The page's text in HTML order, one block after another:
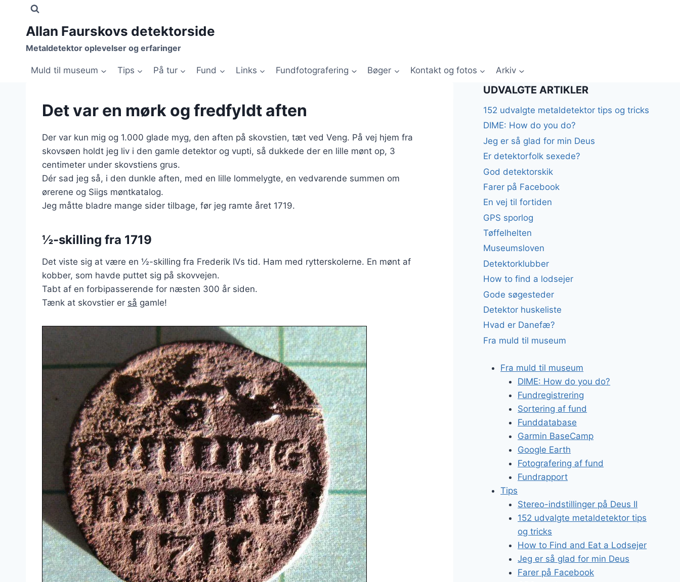
Fortsæt
indholdAllan Faurskovs detektorside
Metaldetektor oplevelser og erfaringer
Muld til museum Tips På tur Fund Links Fundfotografering Bøger Kontakt og fotos Arkiv
Det var en mørk og fredfyldt aften
Der var kun mig og 1.000 glade myg, den aften på skovstien, tæt ved Veng. På vej hjem fra
skovsøen holdt jeg liv i den gamle detektor og vupti, så dukkede der en lille mønt op, 3
centimeter under skovstiens grus.
Dér sad jeg så, i den dunkle aften, med en lille lommelygte, en vedvarende summen om
ørerene og Siigs møntkatalog.
Jeg måtte bladre mange sider tilbage, før jeg ramte året 1719.
½-skilling fra 1719
Det viste sig at være en ½-skilling fra Frederik IVs tid. Ham med rytterskolerne. En mønt af
kobber, som havde puttet sig på skovvejen.
Tabt af en forbipasserende for næsten 300 år siden.
Tænk at skovstier er så gamle!
UDVALGTE ARTIKLER
152 udvalgte metaldetektor tips og tricks
DIME: How do you do?
Jeg er så glad for min Deus
Er detektorfolk sexede?
God detektorskik
Farer på Facebook
En vej til fortiden
GPS sporlog
Tøffelhelten
Museumsloven
Detektorklubber
How to find a lodsejer
Gode søgesteder
Detektor huskeliste
Hvad er Danefæ?
Fra muld til museum
Fra muld til museum
DIME: How do you do?
Fundregistrering
Sortering af fund
Funddatabase
Garmin BaseCamp
Google Earth
Fotografering af fund
Fundrapport
Tips
Stereo-indstillinger på Deus II
152 udvalgte metaldetektor tips
og tricks
How to Find and Eat a Lodsejer
Jeg er så glad for min Deus
Farer på Facebook